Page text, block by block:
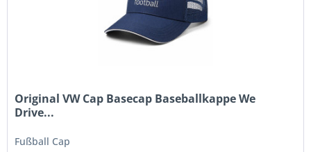
Original VW Cap Basecap Baseballkappe We
Drive...
Fußball Cap